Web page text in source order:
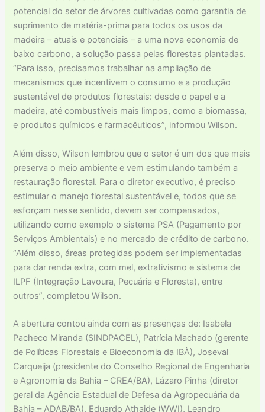
potencial do setor de árvores cultivadas como garantia de
suprimento de matéria-prima para todos os usos da
madeira – atuais e potenciais – a uma nova economia de
baixo carbono, a solução passa pelas florestas plantadas.
“Para isso, precisamos trabalhar na ampliação de
mecanismos que incentivem o consumo e a produção
sustentável de produtos florestais: desde o papel e a
madeira, até combustíveis mais limpos, como a biomassa,
e produtos químicos e farmacêuticos”, informou Wilson.
Além disso, Wilson lembrou que o setor é um dos que mais
preserva o meio ambiente e vem estimulando também a
restauração florestal. Para o diretor executivo, é preciso
estimular o manejo florestal sustentável e, todos que se
esforçam nesse sentido, devem ser compensados,
utilizando como exemplo o sistema PSA (Pagamento por
Serviços Ambientais) e no mercado de crédito de carbono.
“Além disso, áreas protegidas podem ser implementadas
para dar renda extra, com mel, extrativismo e sistema de
ILPF (Integração Lavoura, Pecuária e Floresta), entre
outros”, completou Wilson.
A abertura contou ainda com as presenças de: Isabela
Pacheco Miranda (SINDPACEL), Patrícia Machado (gerente
de Políticas Florestais e Bioeconomia da IBÀ), Joseval
Carqueija (presidente do Conselho Regional de Engenharia
e Agronomia da Bahia – CREA/BA), Lázaro Pinha (diretor
geral da Agência Estadual de Defesa da Agropecuária da
Bahia – ADAB/BA), Eduardo Athaide (WWI), Leandro